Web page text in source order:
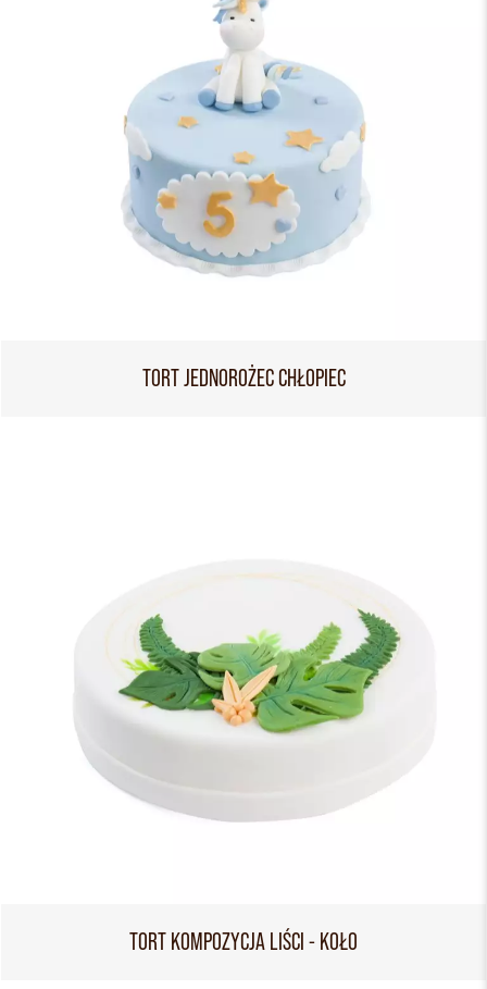
TORT JEDNOROŻEC CHŁOPIEC
TORT KOMPOZYCJA LIŚCI - KOŁO